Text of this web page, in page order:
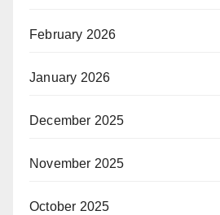
February 2026
January 2026
December 2025
November 2025
October 2025